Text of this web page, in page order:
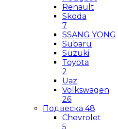
Renault
Skoda
7
SSANG YONG
Subaru
Suzuki
Toyota
2
Uaz
Volkswagen
26
Подвеска 48
Chevrolet
5